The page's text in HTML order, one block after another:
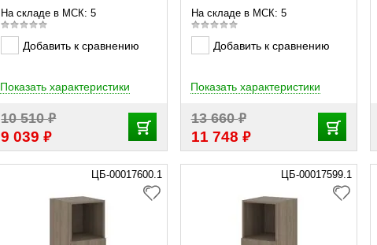
На складе в МСК: 5
Добавить к сравнению
10 510₽
9 039₽
Показать характеристики
На складе в МСК: 5
Добавить к сравнению
13 660₽
11 748 ₽
Показать характеристики
ЦБ-00017600.1 ЦБ-00017599.1